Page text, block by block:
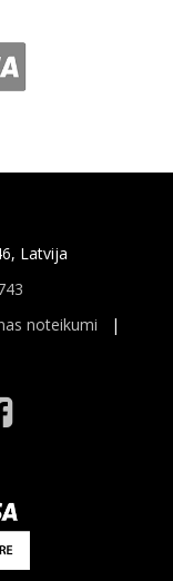
Latvija
noteikumi |